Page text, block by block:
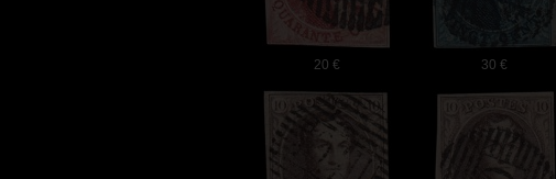
20 € 30 €